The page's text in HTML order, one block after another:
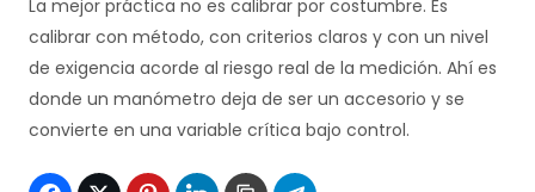
La mejor práctica no es calibrar por costumbre. Es
calibrar con método, con criterios claros y con un nivel
de exigencia acorde al riesgo real de la medición. Ahí es
donde un manómetro deja de ser un accesorio y se
convierte en una variable crítica bajo control.